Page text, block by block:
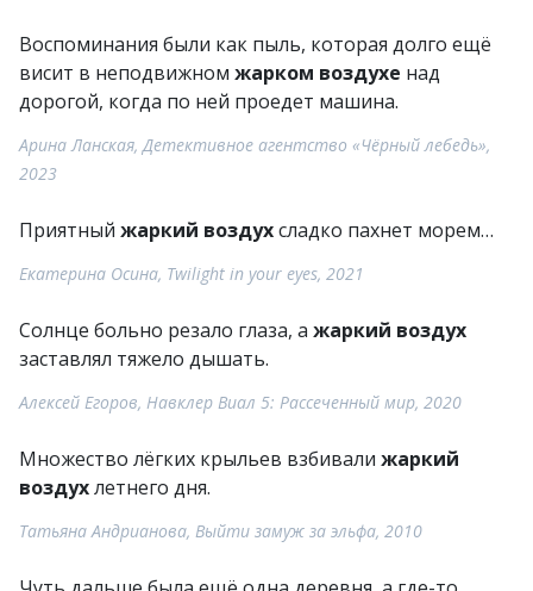
Воспоминания были как пыль, которая долго ещё
висит в неподвижном жарком воздухе над
дорогой, когда по ней проедет машина.
Арина Ланская, Детективное агентство «Чёрный лебедь»,
2023
Приятный жаркий воздухсладко пахнет морем…
Екатерина Осина, Twilight in your eyes, 2021
Солнце больно резало глаза, а жаркий воздух
заставлял тяжело дышать.
Алексей Егоров, Навклер Виал 5: Рассеченный мир, 2020
Множество лёгких крыльев взбивали жаркий
воздухлетнего дня.
Татьяна Андрианова, Выйти замуж за эльфа, 2010